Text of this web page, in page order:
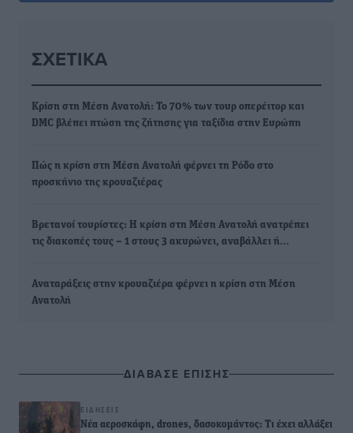
ΣΧΕΤΙΚΆ
Κρίση στη Μέση Ανατολή: Το 70% των τουρ οπερέιτορ και
DMC βλέπει πτώση της ζήτησης για ταξίδια στην Ευρώπη
Πώς η κρίση στη Μέση Ανατολή φέρνει τη Ρόδο στο
προσκήνιο της κρουαζιέρας
Βρετανοί τουρίστες: Η κρίση στη Μέση Ανατολή ανατρέπει
τις διακοπές τους – 1 στους 3 ακυρώνει, αναβάλλει ή…
Αναταράξεις στην κρουαζιέρα φέρνει η κρίση στη Μέση
Ανατολή
ΔΙΑΒΑΣΕ ΕΠΙΣΗΣ
ΕΙΔΉΣΕΙΣ
Νέα αεροσκάφη, drones, δασοκομάντος: Τι έχει αλλάξει